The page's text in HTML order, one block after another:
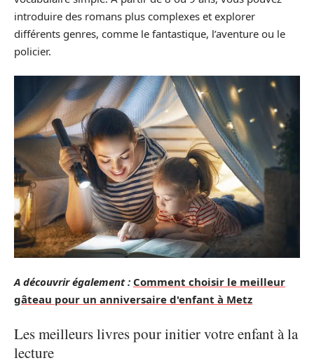
introduire des romans plus complexes et explorer
différents genres, comme le fantastique, l’aventure ou le
policier.
A découvrir également : Comment choisir le meilleur
gâteau pour un anniversaire d'enfant à Metz
Les meilleurs livres pour initier votre enfant à la
lecture